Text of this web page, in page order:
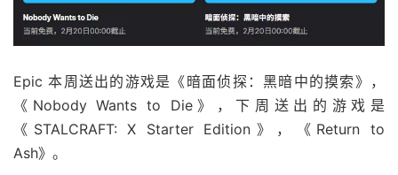
Epic 本周送出的游戏是《暗面侦探：黑暗中的摸索》，
《Nobody Wants to Die》，下周送出的游戏是
《STALCRAFT: X Starter Edition》，《Return to
Ash》。